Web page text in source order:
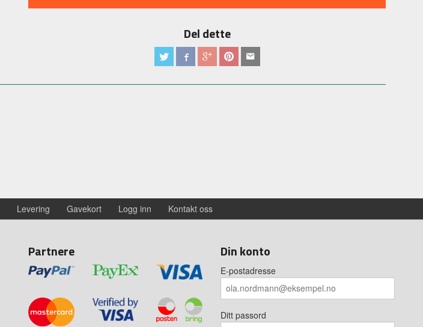
Del dette
Levering Gavekort Logg inn Kontakt oss
Partnere Din konto
E-postadresse
Ditt passord